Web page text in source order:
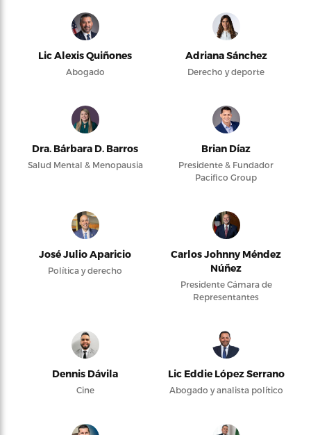
Lic Alexis Quiñones
Abogado
Adriana Sánchez
Derecho y deporte
Dra. Bárbara D. Barros
Salud Mental & Menopausia
Brian Díaz
Presidente & Fundador
Pacifico Group
José Julio Aparicio
Política y derecho
Carlos Johnny Méndez
Núñez
Presidente Cámara de
Representantes
Dennis Dávila
Cine
Lic Eddie López Serrano
Abogado y analista político